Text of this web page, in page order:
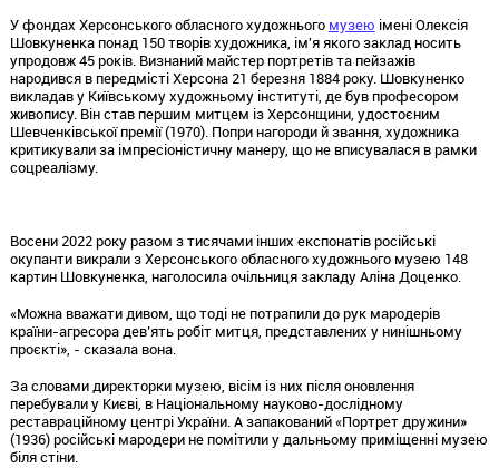
У фондах Херсонського обласного художнього музею імені Олексія
Шовкуненка понад 150 творів художника, ім'я якого заклад носить
упродовж 45 років. Визнаний майстер портретів та пейзажів
народився в передмісті Херсона 21 березня 1884 року. Шовкуненко
викладав у Київському художньому інституті, де був професором
живопису. Він став першим митцем із Херсонщини, удостоєним
Шевченківської премії (1970). Попри нагороди й звання, художника
критикували за імпресіоністичну манеру, що не вписувалася в рамки
соцреалізму.
Восени 2022 року разом з тисячами інших експонатів російські
окупанти викрали з Херсонського обласного художнього музею 148
картин Шовкуненка, наголосила очільниця закладу Аліна Доценко.
«Можна вважати дивом, що тоді не потрапили до рук мародерів
країни-агресора дев’ять робіт митця, представлених у нинішньому
проєкті», - сказала вона.
За словами директорки музею, вісім із них після оновлення
перебували у Києві, в Національному науково-дослідному
реставраційному центрі України. А запакований «Портрет дружини»
(1936) російські мародери не помітили у дальньому приміщенні музею
біля стіни.